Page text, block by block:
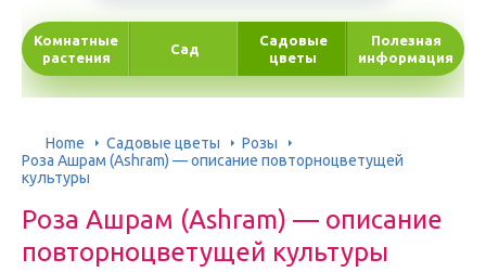
Комнатные
растения
Сад
Садовые
цветы
Полезная
информация
Home Садовые цветы
Розы
Роза Ашрам (Ashram) — описание повторноцветущей
культуры
Роза Ашрам (Ashram) — описание
повторноцветущей культуры